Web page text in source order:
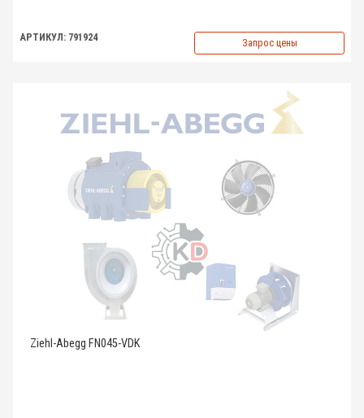
АРТИКУЛ: 791924 Запрос цены
Ziehl-Abegg FN045-VDK